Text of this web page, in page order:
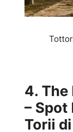
4. The
– Spot
Torii